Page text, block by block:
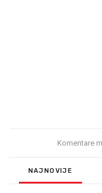
Komentare
NAJNOVIJE